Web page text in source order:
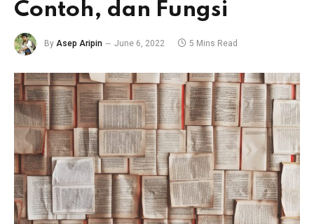
Contoh, dan Fungsi
By Asep Aripin June 6, 2022 5 Mins Read